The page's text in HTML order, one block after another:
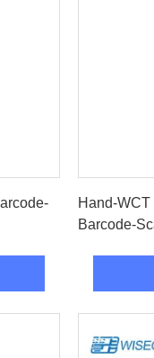
Hand-
Barcode-